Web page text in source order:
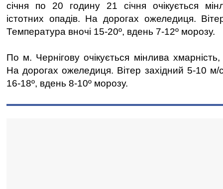
січня по 20 годину 21 січня очікується
істотних опадів. На дорогах ожеледиця.
Температура вночі 15-20º, вдень 7-12º морозу.
По м. Чернігову очікується мінлива хмарність,
На дорогах ожеледиця. Вітер західний 5-10 м/
16-18º, вдень 8-10º морозу.